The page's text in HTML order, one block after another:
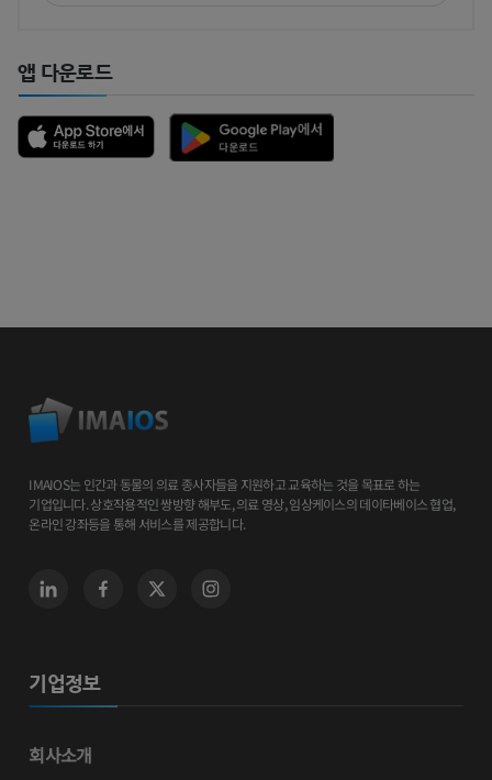
앱 다운로드
IMAIOS는 인간과 동물의 의료 종사자들을 지원하고 교육하는 것을 목표로 하는
기업입니다. 상호작용적인 쌍방향 해부도, 의료 영상, 임상케이스의 데이타베이스 협업,
온라인 강좌등을 통해 서비스를 제공합니다.
기업정보
회사소개